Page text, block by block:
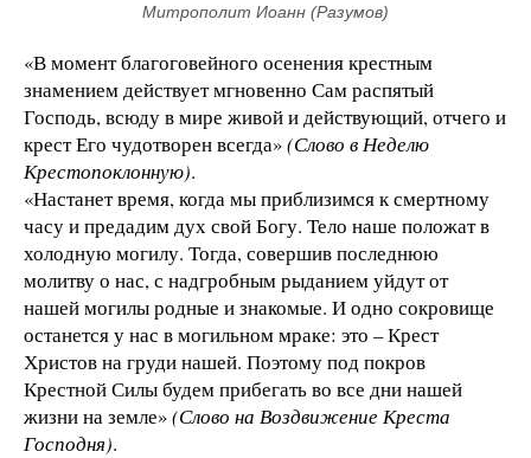
Митрополит Иоанн (Разумов)
«В момент благоговейного осенения крестным
знамением действует мгновенно Сам распятый
Господь, всюду в мире живой и действующий, отчего и
крест Его чудотворен всегда»(Слово в Неделю
Крестопоклонную).
«Настанет время, когда мы приблизимся к смертному
часу и предадим дух свой Богу. Тело наше положат в
холодную могилу. Тогда, совершив последнюю
молитву о нас, с надгробным рыданием уйдут от
нашей могилы родные и знакомые. И одно сокровище
останется у нас в могильном мраке: это – Крест
Христов на груди нашей. Поэтому под покров
Крестной Силы будем прибегать во все дни нашей
жизни на земле»(Слово на Воздвижение Креста
Господня).